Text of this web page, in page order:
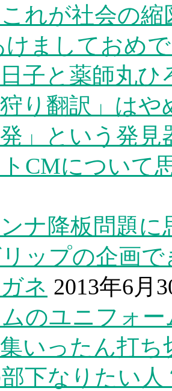
れが社会の縮
けましておめ
子と薬師丸ひ
狩り翻訳」は
発」という発見
CMについて
ナ降板問題に
ップの企画
ネ 2013年6月
のユニフォー
いったん打ち
下なりたい人